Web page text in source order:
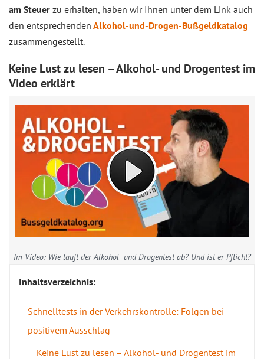
am Steuer zu erhalten, haben wir Ihnen unter dem Link auch
den entsprechenden Alkohol-und-Drogen-Bußgeldkatalog
zusammengestellt.
Keine Lust zu lesen – Alkohol- und Drogentest im
Video erklärt
Im Video: Wie läuft der Alkohol- und Drogentest ab? Und ist er Pflicht?
Inhaltsverzeichnis:
Schnelltests in der Verkehrskontrolle: Folgen bei
positivem Ausschlag
Keine Lust zu lesen – Alkohol- und Drogentest im